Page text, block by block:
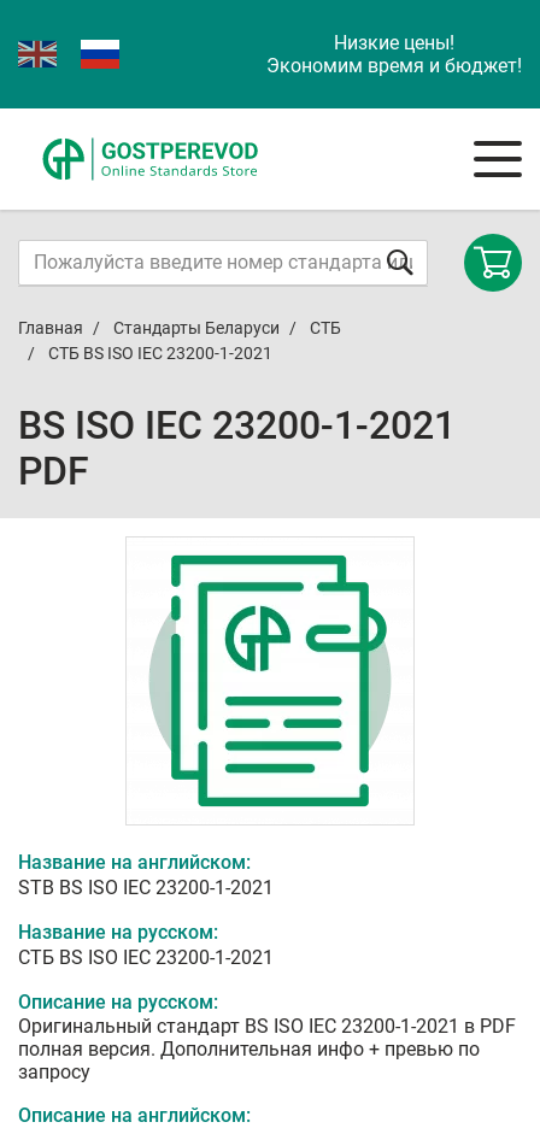
Низкие цены!
Экономим время и бюджет!
Главная Стандарты Беларуси
СТБ
СТБ BS ISO IEC 23200-1-2021
BS ISO IEC 23200-1-2021
PDF
Название на английском:
STB BS ISO IEC 23200-1-2021
Название на русском:
СТБ BS ISO IEC 23200-1-2021
Описание на русском:
Оригинальный стандарт BS ISO IEC 23200-1-2021 в PDF
полная версия. Дополнительная инфо + превью по
запросу
Описание на английском: